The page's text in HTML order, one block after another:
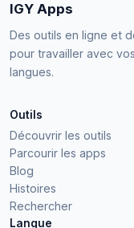
IGY Apps
Des outils en ligne et
pour travailler avec
langues.
Outils
Découvrir les outils
Parcourir les apps
Blog
Histoires
Rechercher
Langue